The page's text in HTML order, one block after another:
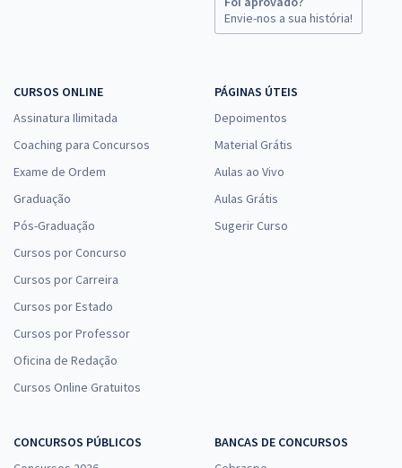
Envie-nos a sua história!
CURSOS ONLINE
Assinatura Ilimitada
Coaching para Concursos
Exame de Ordem
Graduação
Pós-Graduação
Cursos por Concurso
Cursos por Carreira
Cursos por Estado
Cursos por Professor
Oficina de Redação
Cursos Online Gratuitos
PÁGINAS ÚTEIS
Depoimentos
Material Grátis
Aulas ao Vivo
Aulas Grátis
Sugerir Curso
CONCURSOS PÚBLICOS
BANCAS DE CONCURSOS